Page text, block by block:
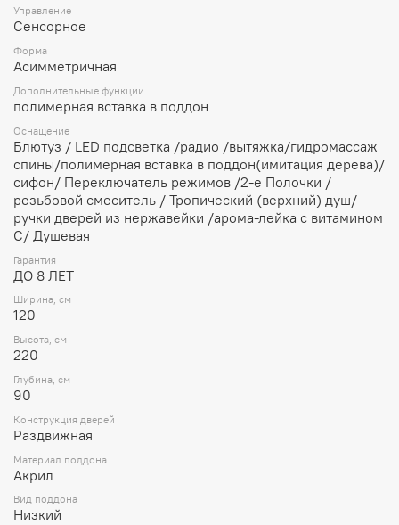
Размеры (ш/г/в): 120х90х220
Форма: Асимметричная
Вид поддона: низкий
Гидромассаж: есть
Электрика: есть
Толщина полотна двери, мм: 5
Исполнение полотна двери: матовое
Цвет профиля: хром
Конструкция дверей: раздвижная
Страна: Канада
сборка без силикона , сборка изнутри
арома-лейка с витамином С (сменный картридж)
Управление
Сенсорное
Форма
Асимметричная
Дополнительные функции
полимерная вставка в поддон
Оснащение
Блютуз / LED подсветка /радио /вытяжка/гидромассаж
спины/полимерная вставка в поддон(имитация дерева)/
сифон/ Переключатель режимов /2-е Полочки /
резьбовой смеситель / Тропический (верхний) душ/
ручки дверей из нержавейки /арома-лейка с витамином
С/ Душевая
Гарантия
ДО 8 ЛЕТ
Ширина, см
120
Высота, см
220
Глубина, см
90
Конструкция дверей
Раздвижная
Материал поддона
Акрил
Вид поддона
Низкий